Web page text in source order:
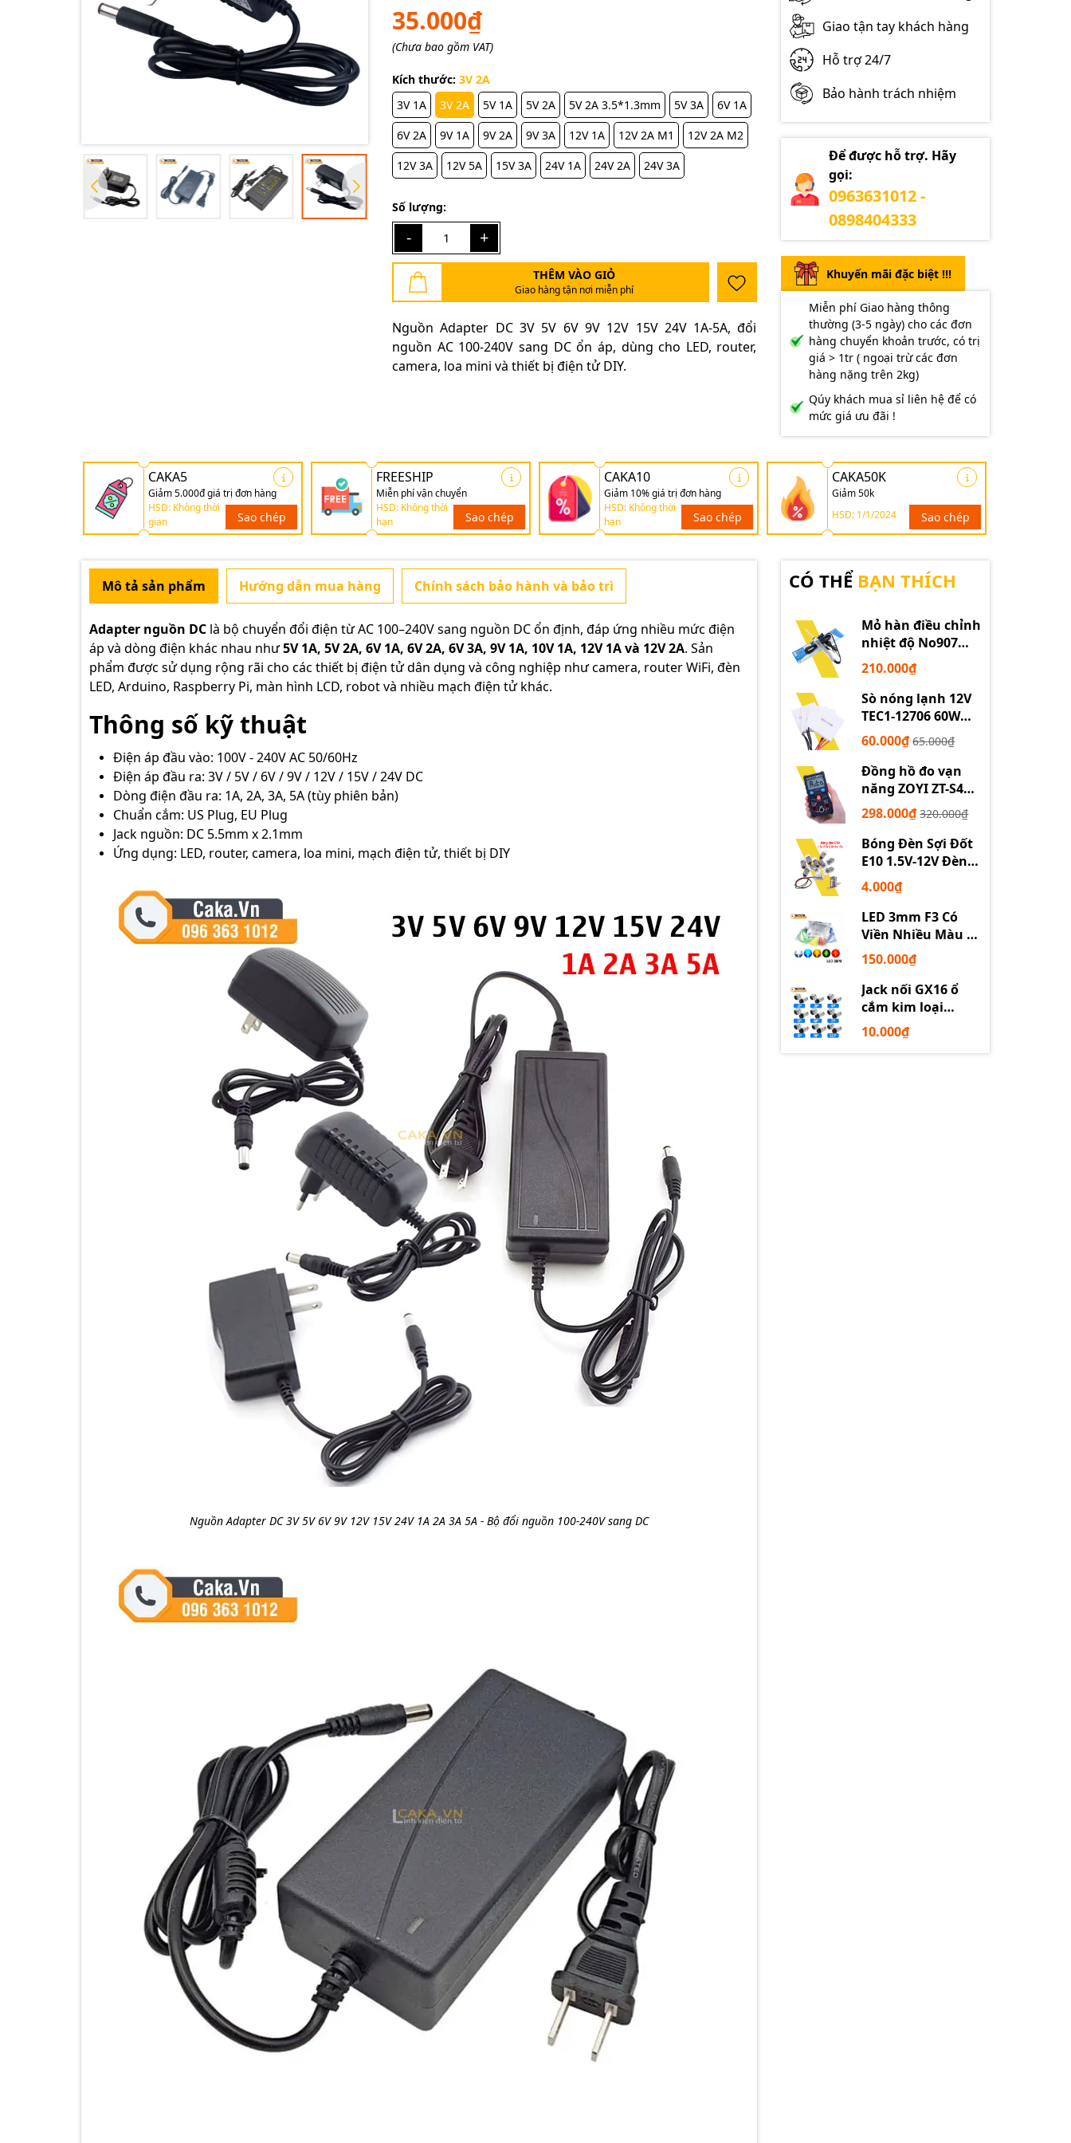
35.000₫
(Chưa bao gồm VAT)
Kích thước: 3V 2A
3V 1A
3V 2A 5V 1A 5V 2A 5V 2A 3.5*1.3mm 5V 3A
6V 1A
6V 2A
9V 1A 9V 2A 9V 3A 12V 1A 12V 2A M1
12V 2A M2
12V 3A
12V 5A 15V 3A 24V 1A 24V 2A 24V 3A
Số lượng:
- +
THÊM VÀO GIỎ
Giao hàng tận nơi miễn phí
Nguồn Adapter DC 3V 5V 6V 9V 12V 15V 24V 1A-5A, đổi
nguồn AC 100-240V sang DC ổn áp, dùng cho LED, router,
camera, loa mini và thiết bị điện tử DIY.
Giao tận tay khách hàng
Hỗ trợ 24/7
Bảo hành trách nhiệm
Để được hỗ trợ. Hãy
gọi:
0963631012 -
0898404333
Khuyến mãi đặc biệt !!!
Miễn phí Giao hàng thông
thường (3-5 ngày) cho các đơn
hàng chuyển khoản trước, có trị
giá > 1tr ( ngoại trừ các đơn
hàng nặng trên 2kg)
Qúy khách mua sỉ liên hệ để có
mức giá ưu đãi !
CAKA5
Giảm 5.000đ giá trị đơn hàng
HSD: Không thời
gian
Sao chép
FREESHIP
Miễn phí vận chuyển
HSD: Không thời
hạn
Sao chép
CAKA10
Giảm 10% giá trị đơn hàng
HSD: Không thời
hạn
Sao chép
CAKA50K
Giảm 50k
HSD: 1/1/2024
Sao chép
Mã giảm giá:
Ngày hết hạn:
Điều kiện:
Mô tả sản phẩm Hướng dẫn mua hàng Chính sách bảo hành và bảo trì
Adapter nguồn DC là bộ chuyển đổi điện từ AC 100–240V sang nguồn DC ổn định, đáp ứng nhiều mức điện
áp và dòng điện khác nhau như5V 1A, 5V 2A, 6V 1A, 6V 2A, 6V 3A, 9V 1A, 10V 1A, 12V 1A và 12V 2A. Sản
phẩm được sử dụng rộng rãi cho các thiết bị điện tử dân dụng và công nghiệp như camera, router WiFi, đèn
LED, Arduino, Raspberry Pi, màn hình LCD, robot và nhiều mạch điện tử khác.
Thông số kỹ thuật
Điện áp đầu vào: 100V - 240V AC 50/60Hz
Điện áp đầu ra: 3V / 5V / 6V / 9V / 12V / 15V / 24V DC
Dòng điện đầu ra: 1A, 2A, 3A, 5A (tùy phiên bản)
Chuẩn cắm: US Plug, EU Plug
Jack nguồn: DC 5.5mm x 2.1mm
Ứng dụng: LED, router, camera, loa mini, mạch điện tử, thiết bị DIY
Nguồn Adapter DC 3V 5V 6V 9V 12V 15V 24V 1A 2A 3A 5A - Bộ đổi nguồn 100-240V sang DC
CÓ THỂ BẠN THÍCH
Mỏ hàn điều chỉnh
nhiệt độ No907
60W 220V loại tốt
210.000₫
Sò nóng lạnh 12V
TEC1-12706 60W
12710 100W 12715
150W
60.000₫ 65.000₫
Đồng hồ đo vạn
năng ZOYI ZT-S4
tự động
298.000₫ 320.000₫
Bóng Đèn Sợi Đốt
E10 1.5V-12V Đèn
Thí Nghiệm STEM
4.000₫
LED 3mm F3 Có
Viền Nhiều Màu –
Trắng Đỏ Xanh
Dương Lục Vàng
150.000₫
Jack nối GX16 ổ
cắm kim loại
2/3/4/5/6P chuyên
dụng
10.000₫